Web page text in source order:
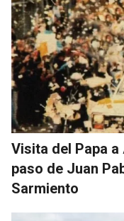
Visita del Papa
paso de Juan
Sarmiento